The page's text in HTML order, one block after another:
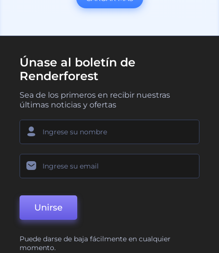
Únase al boletín de
Renderforest
Sea de los primeros en recibir nuestras
últimas noticias y ofertas
Unirse
Puede darse de baja fácilmente en cualquier
momento.